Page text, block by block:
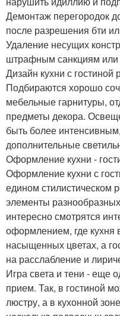
Демонтаж перегородок
после разрешения бти
Удаление несущих
штрафным санкциям
Дизайн кухни с гостиной
Подбираются хорошо
мебельные гарнитуры,
предметы декора.
быть более
дополнительные
Оформление кухни -
Оформление кухни с
едином стилистическом
элементы
интересно смотрятся
оформлением, где кухня
насыщенных цветах, а
на расслабление и
Игра света и тени - еще
прием. Так, в гостиной
люстру, а в кухонной